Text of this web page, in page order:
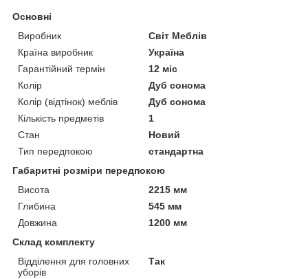
Основні
Виробник
Світ Меблів
Країна виробник
Україна
Гарантійний термін
12 міс
Колір
Дуб сонома
Колір (відтінок) меблів
Дуб сонома
Кількість предметів
1
Стан
Новий
Тип передпокою
стандартна
Габаритні розміри передпокою
Висота
2215 мм
Глибина
545 мм
Довжина
1200 мм
Склад комплекту
Відділення для головних
уборів
Так